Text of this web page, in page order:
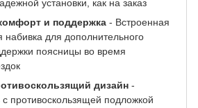
установки, как на заказ
и поддержка - Встроенная
набивка для дополнительного
поясницы во время
дизайн -
противоскользящей подложкой